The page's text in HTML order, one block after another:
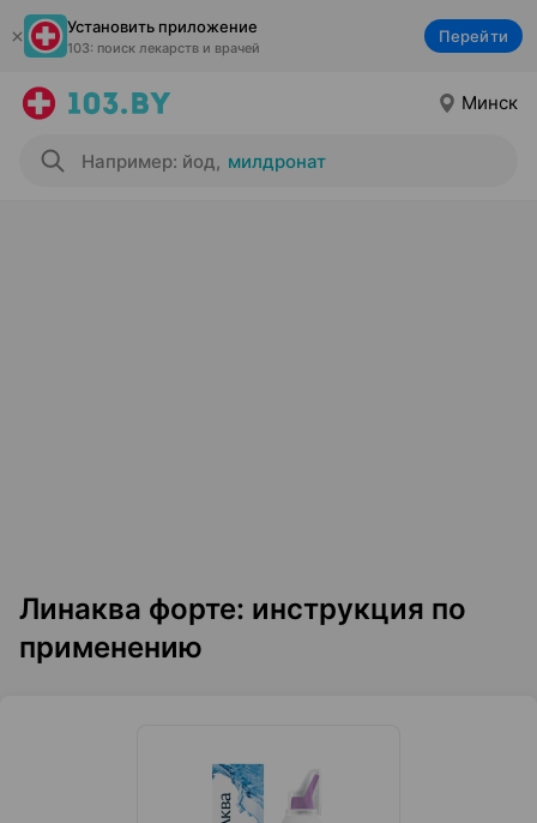
Установить приложение
103: поиск лекарств и врачей
Перейти
Минск
Например: йод, милдронат
Линаква форте: инструкция по
применению